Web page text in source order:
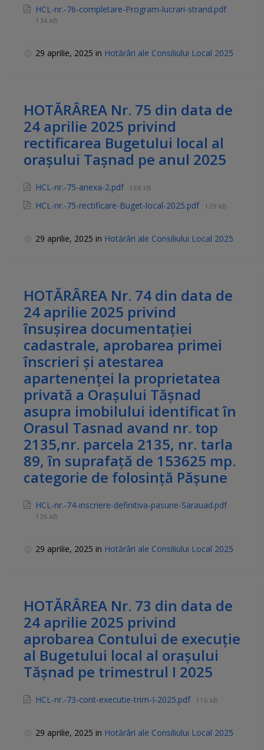
HCL-nr.-76-completare-Program-lucrari-strand.pdf
134 kB
29 aprilie, 2025 in Hotărâri ale Consiliului Local 2025
HOTĂRÂREA Nr. 75 din data de
24 aprilie 2025 privind
rectificarea Bugetului local al
orașului Tașnad pe anul 2025
HCL-nr.-75-anexa-2.pdf 168 kB
HCL-nr.-75-rectificare-Buget-local-2025.pdf 129 kB
29 aprilie, 2025 in Hotărâri ale Consiliului Local 2025
HOTĂRÂREA Nr. 74 din data de
24 aprilie 2025 privind
însușirea documentației
cadastrale, aprobarea primei
înscrieri și atestarea
apartenenței la proprietatea
privată a Orașului Tășnad
asupra imobilului identificat în
Orasul Tasnad avand nr. top
2135,nr. parcela 2135, nr. tarla
89, în suprafață de 153625 mp.
categorie de folosință Pășune
HCL-nr.-74-inscriere-definitiva-pasune-Sarauad.pdf
126 kB
29 aprilie, 2025 in Hotărâri ale Consiliului Local 2025
HOTĂRÂREA Nr. 73 din data de
24 aprilie 2025 privind
aprobarea Contului de execuție
al Bugetului local al orașului
Tășnad pe trimestrul I 2025
HCL-nr.-73-cont-executie-trim-I-2025.pdf 116 kB
29 aprilie, 2025 in Hotărâri ale Consiliului Local 2025